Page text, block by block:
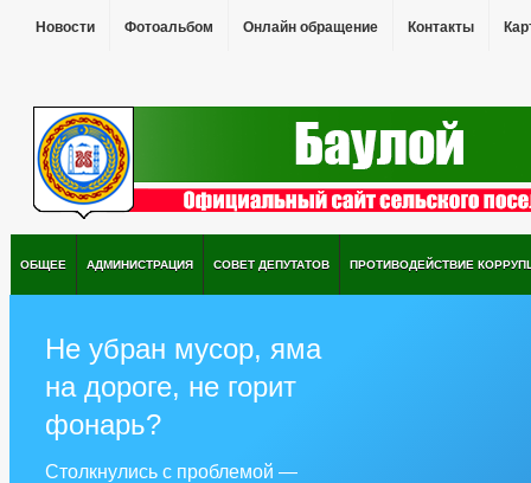
Новости Фотоальбом Онлайн обращение Контакты
ОБЩЕЕ АДМИНИСТРАЦИЯ СОВЕТ ДЕПУТАТОВ ПРОТИВОДЕЙСТВИЕ
Не убран мусор, яма
на дороге, не горит
фонарь?
Столкнулись с проблемой —